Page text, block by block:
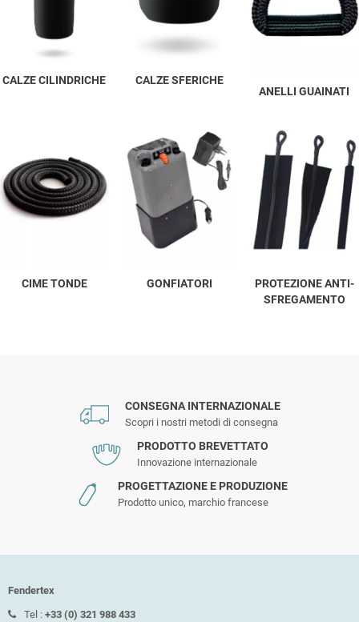
CALZE CILINDRICHE
CALZE SFERICHE
ANELLI GUAINATI
CIME TONDE GONFIATORI
PROTEZIONE ANTI-
SFREGAMENTO
CONSEGNA INTERNAZIONALE
Scopri i nostri metodi di consegna
PRODOTTO BREVETTATO
Innovazione internazionale
PROGETTAZIONE E PRODUZIONE
Prodotto unico, marchio francese
Fendertex
Tel : +33 (0) 321 988 433